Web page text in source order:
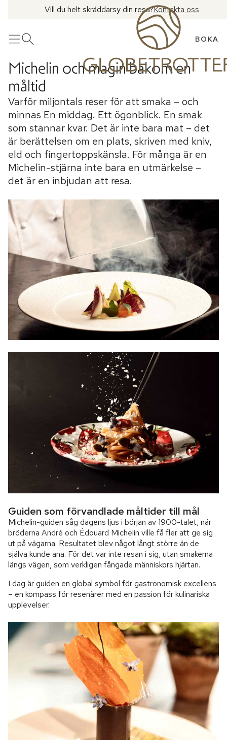
Vill du helt skräddarsy din resa?Kontakta oss
MenyÖppna sök BOKA
Michelin och magin bakom en
måltid
Varför miljontals reser för att smaka – och
minnas En middag. Ett ögonblick. En smak
som stannar kvar. Det är inte bara mat – det
är berättelsen om en plats, skriven med kniv,
eld och fingertoppskänsla. För många är en
Michelin-stjärna inte bara en utmärkelse –
det är en inbjudan att resa.
Guiden som förvandlade måltider till mål
Michelin-guiden såg dagens ljus i början av 1900-talet, när
bröderna André och Édouard Michelin ville få fler att ge sig
ut på vägarna. Resultatet blev något långt större än de
själva kunde ana. För det var inte resan i sig, utan smakerna
längs vägen, som verkligen fångade människors hjärtan.
I dag är guiden en global symbol för gastronomisk excellens
– en kompass för resenärer med en passion för kulinariska
upplevelser.